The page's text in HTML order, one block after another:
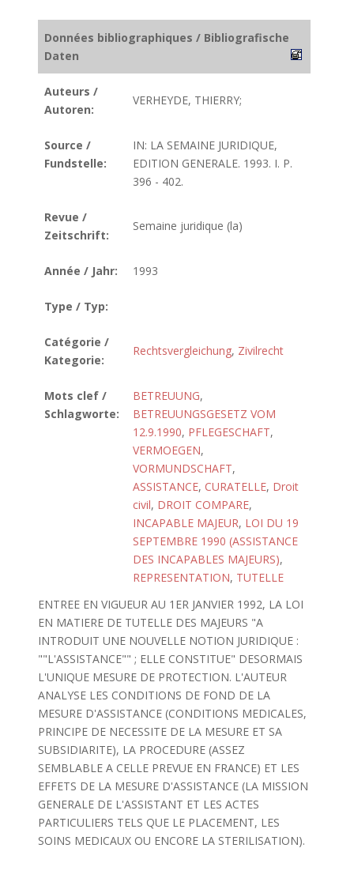
Données bibliographiques / Bibliografische
Daten
Auteurs /
Autoren:
VERHEYDE, THIERRY;
Source /
Fundstelle:
IN: LA SEMAINE JURIDIQUE,
EDITION GENERALE. 1993. I. P.
396 - 402.
Revue /
Zeitschrift:
Semaine juridique (la)
Année / Jahr: 1993
Type / Typ:
Catégorie /
Kategorie:
Rechtsvergleichung, Zivilrecht
Mots clef /
Schlagworte:
BETREUUNG,
BETREUUNGSGESETZ VOM
12.9.1990, PFLEGESCHAFT,
VERMOEGEN,
VORMUNDSCHAFT,
ASSISTANCE, CURATELLE, Droit
civil, DROIT COMPARE,
INCAPABLE MAJEUR, LOI DU 19
SEPTEMBRE 1990 (ASSISTANCE
DES INCAPABLES MAJEURS),
REPRESENTATION, TUTELLE
ENTREE EN VIGUEUR AU 1ER JANVIER 1992, LA LOI
EN MATIERE DE TUTELLE DES MAJEURS "A
INTRODUIT UNE NOUVELLE NOTION JURIDIQUE :
""L'ASSISTANCE"" ; ELLE CONSTITUE" DESORMAIS
L'UNIQUE MESURE DE PROTECTION. L'AUTEUR
ANALYSE LES CONDITIONS DE FOND DE LA
MESURE D'ASSISTANCE (CONDITIONS MEDICALES,
PRINCIPE DE NECESSITE DE LA MESURE ET SA
SUBSIDIARITE), LA PROCEDURE (ASSEZ
SEMBLABLE A CELLE PREVUE EN FRANCE) ET LES
EFFETS DE LA MESURE D'ASSISTANCE (LA MISSION
GENERALE DE L'ASSISTANT ET LES ACTES
PARTICULIERS TELS QUE LE PLACEMENT, LES
SOINS MEDICAUX OU ENCORE LA STERILISATION).